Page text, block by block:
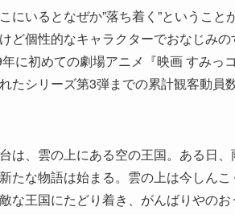
こにいるとなぜか”落ち着く”というこ
ど個性的なキャラクターでおなじみ
に初めての劇場アニメ『映画 すみっ
たシリーズ第3弾までの累計観客動員
は、雲の上にある空の王国。ある日
たな物語は始まる。雲の上は今しん
な王国にたどり着き、がんばりやの